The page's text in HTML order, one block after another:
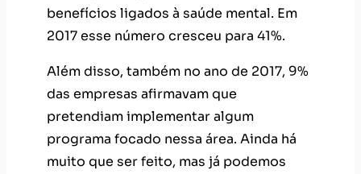
benefícios ligados à saúde mental. Em
2017 esse número cresceu para 41%.
Além disso, também no ano de 2017, 9%
das empresas afirmavam que
pretendiam implementar algum
programa focado nessa área. Ainda há
muito que ser feito, mas já podemos